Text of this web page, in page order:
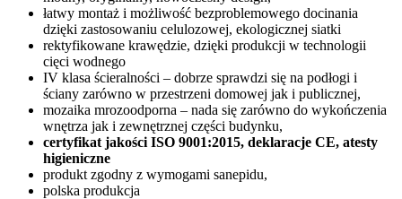
łatwy montaż i możliwość bezproblemowego docinania
dzięki zastosowaniu celulozowej, ekologicznej siatki
rektyfikowane krawędzie, dzięki produkcji w technologii
cięci wodnego
IV klasa ścieralności – dobrze sprawdzi się na podłogi i
ściany zarówno w przestrzeni domowej jak i publicznej,
mozaika mrozoodporna – nada się zarówno do wykończenia
wnętrza jak i zewnętrznej części budynku,
certyfikat jakości ISO 9001:2015, deklaracje CE, atesty
higieniczne
produkt zgodny z wymogami sanepidu,
polska produkcja